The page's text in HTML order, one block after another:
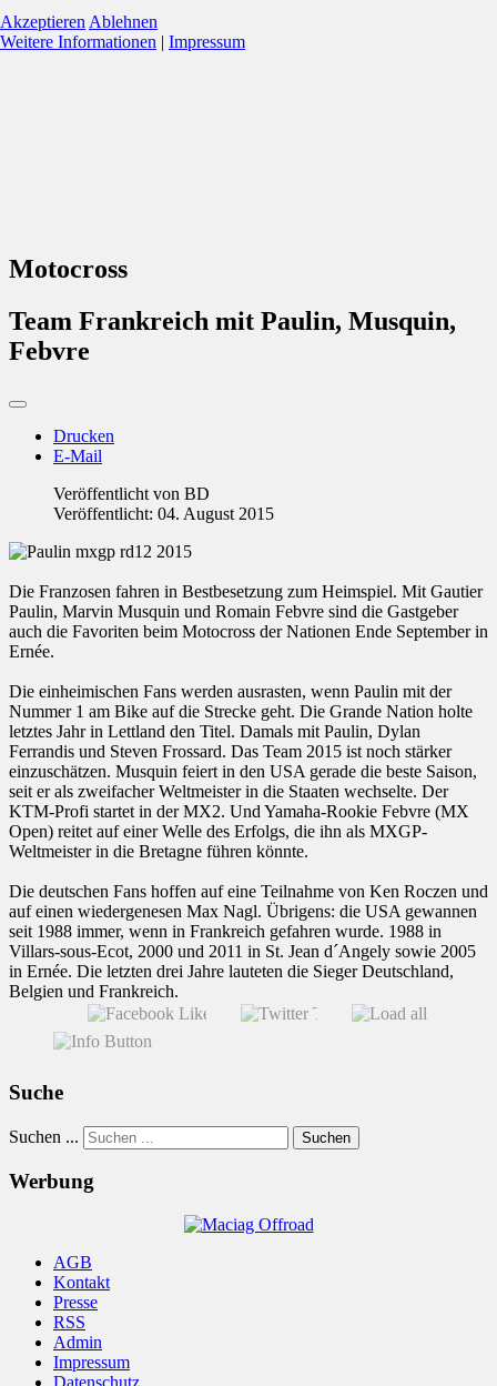
Motocross
Team Frankreich mit Paulin, Musquin,
Febvre
Drucken
E-Mail
Veröffentlicht von BD
Veröffentlicht: 04. August 2015
Die Franzosen fahren in Bestbesetzung zum Heimspiel. Mit Gautier
Paulin, Marvin Musquin und Romain Febvre sind die Gastgeber
auch die Favoriten beim Motocross der Nationen Ende September in
Ernée.
Die einheimischen Fans werden ausrasten, wenn Paulin mit der
Nummer 1 am Bike auf die Strecke geht. Die Grande Nation holte
letztes Jahr in Lettland den Titel. Damals mit Paulin, Dylan
Ferrandis und Steven Frossard. Das Team 2015 ist noch stärker
einzuschätzen. Musquin feiert in den USA gerade die beste Saison,
seit er als zweifacher Weltmeister in die Staaten wechselte. Der
KTM-Profi startet in der MX2. Und Yamaha-Rookie Febvre (MX
Open) reitet auf einer Welle des Erfolgs, die ihn als MXGP-
Weltmeister in die Bretagne führen könnte.
Die deutschen Fans hoffen auf eine Teilnahme von Ken Roczen und
auf einen wiedergenesen Max Nagl. Übrigens: die USA gewannen
seit 1988 immer, wenn in Frankreich gefahren wurde. 1988 in
Villars-sous-Ecot, 2000 und 2011 in St. Jean d´Angely sowie 2005
in Ernée. Die letzten drei Jahre lauteten die Sieger Deutschland,
Belgien und Frankreich.
Suche
Suchen ... Suchen
Werbung
AGB
Kontakt
Presse
RSS
Admin
Impressum
Datenschutz
Akzeptieren Ablehnen
Weitere Informationen | Impressum